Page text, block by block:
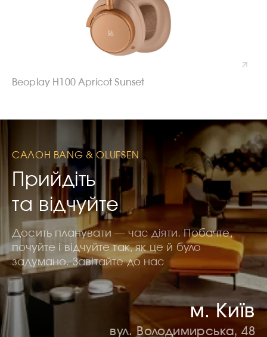
Beoplay H100 Apricot Sunset
САЛОН BANG & OLUFSEN
Прийдіть
та відчуйте
Досить планувати — час діяти. Побачте,
почуйте і відчуйте так, як це й було
задумано. Завітайте до нас
м. Київ
вул. Володимирська, 48